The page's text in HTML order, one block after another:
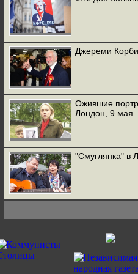
Джереми
Ожившие
Лондон, 9 мая
"Смуглянка" в